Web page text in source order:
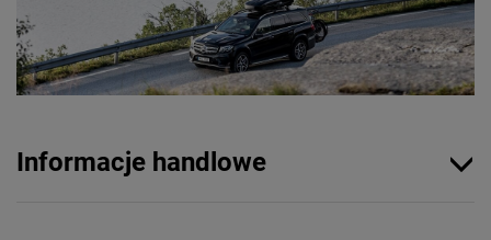
Informacje handlowe